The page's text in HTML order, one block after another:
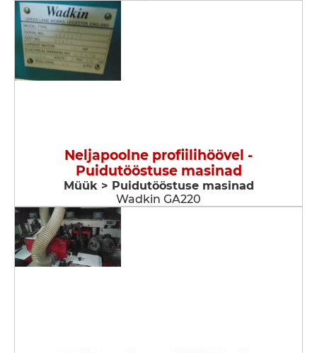
Neljapoolne profiilihöövel -
Puidutööstuse masinad
Müük > Puidutööstuse masinad
Wadkin GA220